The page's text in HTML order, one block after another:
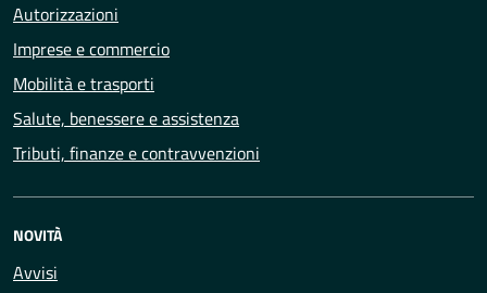
Autorizzazioni
Imprese e commercio
Mobilità e trasporti
Salute, benessere e assistenza
Tributi, finanze e contravvenzioni
NOVITÀ
Avvisi